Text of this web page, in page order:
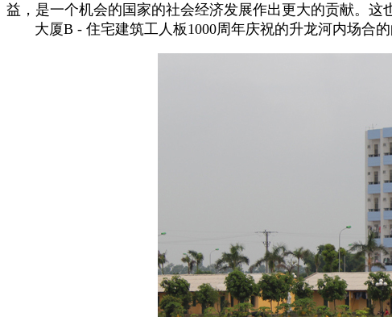
益，是一个机会的国家的社会经济发展作出更大的贡献。这
大厦B - 住宅建筑工人板1000周年庆祝的升龙河内场合的